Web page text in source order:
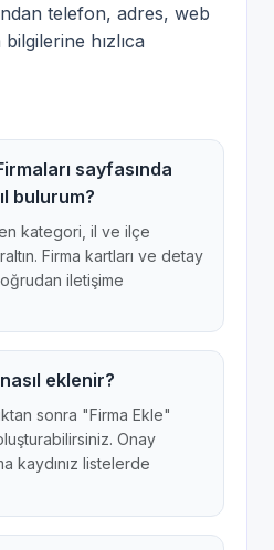
telefon, adres, web
hızlıca
sayfasında
bulurum?
kategori, il ve ilçe
Firma kartları ve detay
iletişime
eklenir?
sonra "Firma Ekle"
Onay
kaydınız listelerde